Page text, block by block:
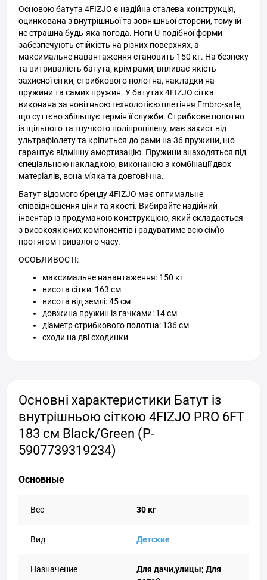
Основою батута 4FIZJO є надійна сталева конструкція,
оцинкована з внутрішньої та зовнішньої сторони, тому їй
не страшна будь-яка погода. Ноги U-подібної форми
забезпечують стійкість на різних поверхнях, а
максимальне навантаження становить 150 кг. На безпеку
та витривалість батута, крім рами, впливає якість
захисної сітки, стрибкового полотна, накладки на
пружини та самих пружин. У батутах 4FIZJO сітка
виконана за новітньою технологією плетіння Embro-safe,
що суттєво збільшує термін її служби. Стрибкове полотно
із щільного та гнучкого поліпропілену, має захист від
ультрафіолету та кріпиться до рами на 36 пружини, що
гарантує відмінну амортизацію. Пружини знаходяться під
спеціальною накладкою, виконаною з комбінації двох
матеріалів, вона м'яка та довговічна.
Батут відомого бренду 4FIZJO має оптимальне
співвідношення ціни та якості. Вибирайте надійний
інвентар із продуманою конструкцією, який складається
з високоякісних компонентів і радуватиме всю сім'ю
протягом тривалого часу.
ОСОБЛИВОСТІ:
максимальне навантаження: 150 кг
висота сітки: 163 см
висота від землі: 45 см
довжина пружин із гачками: 14 см
діаметр стрибкового полотна: 136 см
сходи на дві сходинки
Основні характеристики Батут із
внутрішньою сіткою 4FIZJO PRO 6FT
183 см Black/Green (P-
5907739319234)
Основные
Вес 30 кг
Вид Детские
Назначение
Для дачи,улицы; Для